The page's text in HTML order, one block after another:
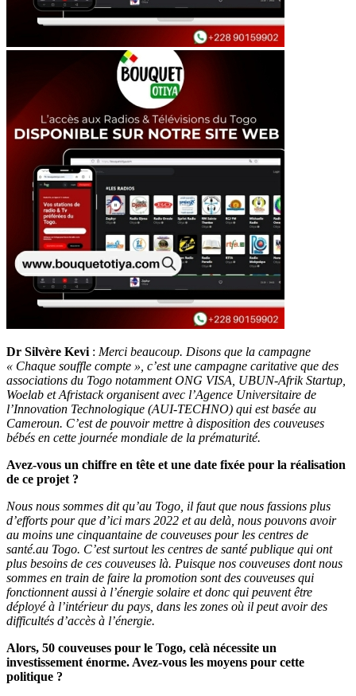
Dr Silvère Kevi : Merci beaucoup. Disons que la campagne
« Chaque souffle compte », c’est une campagne caritative que des
associations du Togo notamment ONG VISA, UBUN-Afrik Startup,
Woelab et Afristack organisent avec l’Agence Universitaire de
l’Innovation Technologique (AUI-TECHNO) qui est basée au
Cameroun. C’est de pouvoir mettre à disposition des couveuses
bébés en cette journée mondiale de la prématurité.
Avez-vous un chiffre en tête et une date fixée pour la réalisation
de ce projet ?
Nous nous sommes dit qu’au Togo, il faut que nous fassions plus
d’efforts pour que d’ici mars 2022 et au delà, nous pouvons avoir
au moins une cinquantaine de couveuses pour les centres de
santé.au Togo. C’est surtout les centres de santé publique qui ont
plus besoins de ces couveuses là. Puisque nos couveuses dont nous
sommes en train de faire la promotion sont des couveuses qui
fonctionnent aussi à l’énergie solaire et donc qui peuvent être
déployé à l’intérieur du pays, dans les zones où il peut avoir des
difficultés d’accès à l’énergie.
Alors, 50 couveuses pour le Togo, celà nécessite un
investissement énorme. Avez-vous les moyens pour cette
politique ?